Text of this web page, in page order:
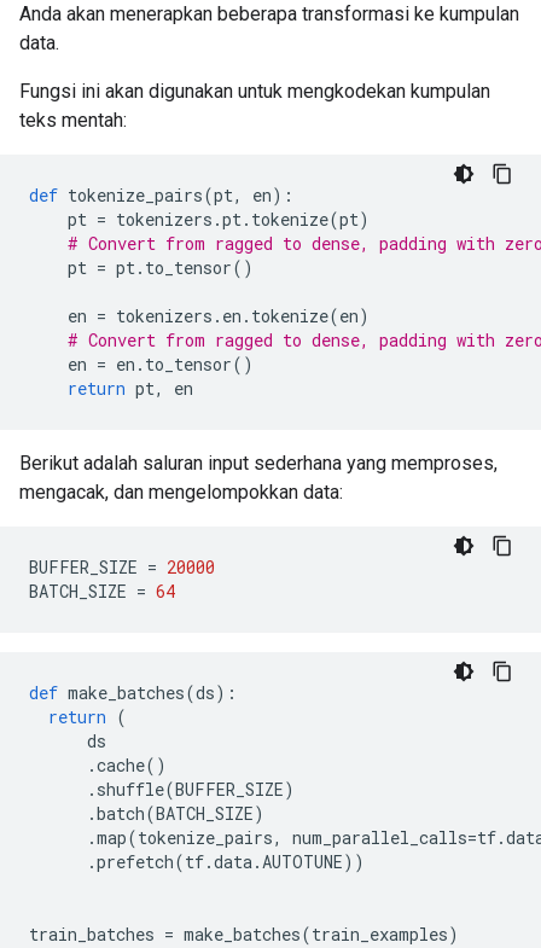
Anda akan menerapkan beberapa transformasi ke kumpulan
data.
Fungsi ini akan digunakan untuk mengkodekan kumpulan
teks mentah:
def tokenize_pairs(pt, en):
pt = tokenizers .pt . tokenize(pt)
# Convert from ragged to dense, padding with
pt = pt . to_tensor()
en = tokenizers . en . tokenize(en)
# Convert from ragged to dense, padding with
en = en . to_tensor()
return pt, en
Berikut adalah saluran input sederhana yang memproses,
mengacak, dan mengelompokkan data:
BUFFER_SIZE = 20000
BATCH_SIZE = 64
def make_batches(ds):
return (
ds
.cache()
. shuffle(BUFFER_SIZE)
.batch(BATCH_SIZE)
.map(tokenize_pairs, num_parallel_calls=tf.
.prefetch(tf.data . AUTOTUNE))
train_batches = make_batches(train_examples)